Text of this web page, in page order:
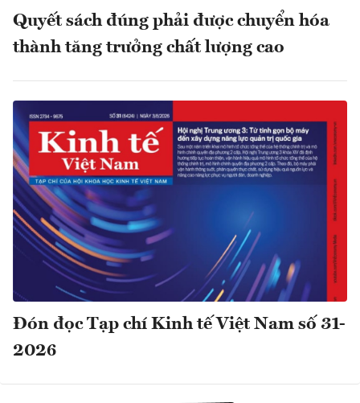
Quyết sách đúng phải được chuyển hóa
thành tăng trưởng chất lượng cao
Đón đọc Tạp chí Kinh tế Việt Nam số 31-
2026